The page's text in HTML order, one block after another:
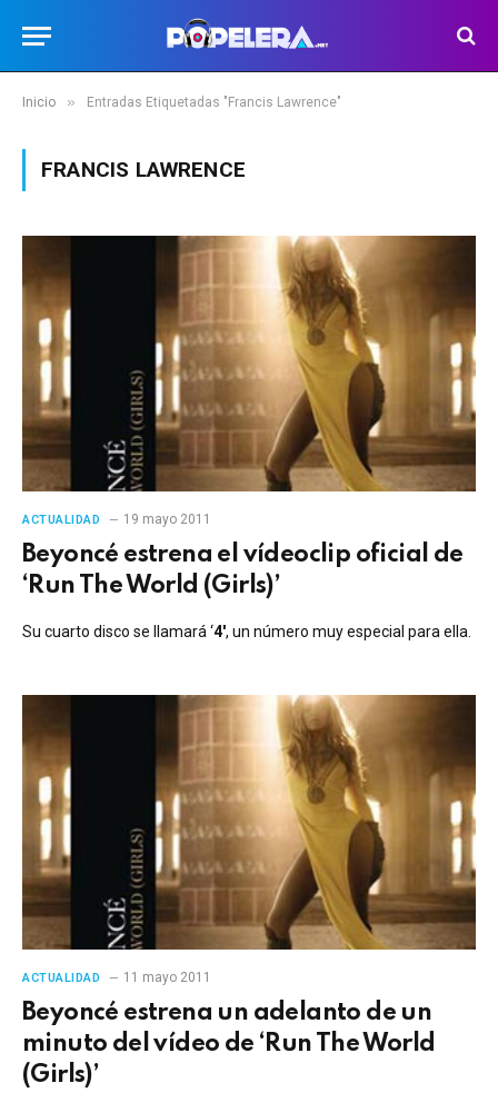
Inicio » Entradas Etiquetadas "Francis Lawrence"
FRANCIS LAWRENCE
ACTUALIDAD 19 mayo 2011
Beyoncé estrena el vídeoclip oficial de
‘Run The World (Girls)’
Su cuarto disco se llamará ‘4′, un número muy especial para ella.
ACTUALIDAD 11 mayo 2011
Beyoncé estrena un adelanto de un
minuto del vídeo de ‘Run The World
(Girls)’